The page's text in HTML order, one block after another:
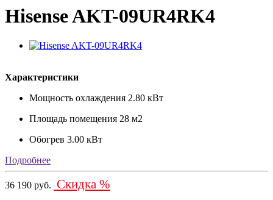
Hisense AKT-09UR4RK4
Характеристики
Мощность охлаждения 2.80 кВт
Площадь помещения 28 м2
Обогрев 3.00 кВт
Подробнее
36 190 руб. Скидка %